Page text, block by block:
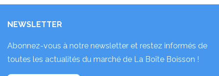
NEWSLETTER
Abonnez-vous à notre newsletter et restez informés de
toutes les actualités du marché de La Boîte Boisson !